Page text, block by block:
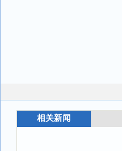
相关新闻